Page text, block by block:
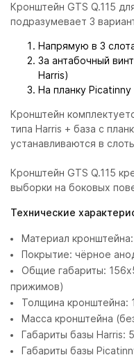
Кронштейн GTS Q.115
подразумевает 3
Напрямую в 3
За антабочный
Harris)
На планку Picatinny
Кронштейн
типа Harris + база с
устанавливаются в
Кронштейн GTS Q.115
выборки на боковых
Технические
Материал
Покрытие: чёрное
Общие габариты:
прижимов)
Толщина кронштейна:
Масса кронштейна
Габариты базы Harris:
Габариты базы